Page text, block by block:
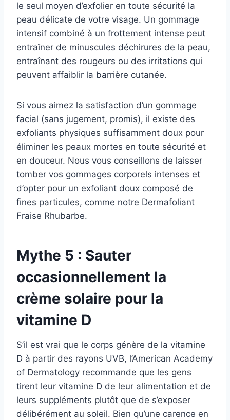
le seul moyen d’exfolier en toute sécurité la
peau délicate de votre visage. Un gommage
intensif combiné à un frottement intense peut
entraîner de minuscules déchirures de la peau,
entraînant des rougeurs ou des irritations qui
peuvent affaiblir la barrière cutanée.
Si vous aimez la satisfaction d’un gommage
facial (sans jugement, promis), il existe des
exfoliants physiques suffisamment doux pour
éliminer les peaux mortes en toute sécurité et
en douceur. Nous vous conseillons de laisser
tomber vos gommages corporels intenses et
d’opter pour un exfoliant doux composé de
fines particules, comme notre Dermafoliant
Fraise Rhubarbe.
Mythe 5 : Sauter
occasionnellement la
crème solaire pour la
vitamine D
S’il est vrai que le corps génère de la vitamine
D à partir des rayons UVB, l’American Academy
of Dermatology recommande que les gens
tirent leur vitamine D de leur alimentation et de
leurs suppléments plutôt que de s’exposer
délibérément au soleil. Bien qu’une carence en